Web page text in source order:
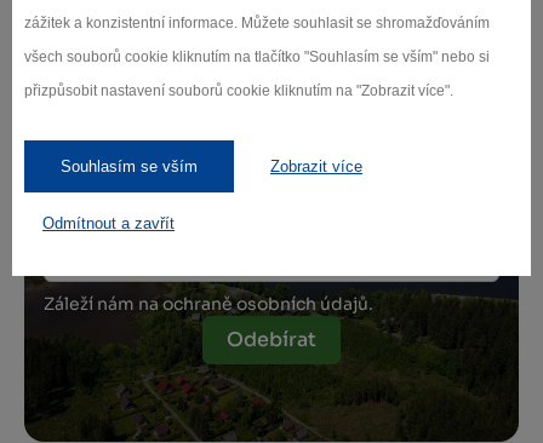
zážitek a konzistentní informace. Můžete souhlasit se shromažďováním
všech souborů cookie kliknutím na tlačítko "Souhlasím se vším" nebo si
přizpůsobit nastavení souborů cookie kliknutím na "Zobrazit více".
Souhlasím se vším Zobrazit více
Odmítnout a zavřít
Zamilujte si Vysočinu
Přihlaste se k odběru našeho newsletteru
o novinkách.
Záleží nám na ochraně osobních údajů.
Odebírat